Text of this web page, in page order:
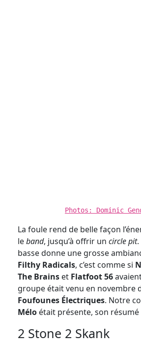
Photos: Dominic
La foule rend de belle façon
leband, jusqu’à offrir un circle pit
basse donne une grosse
Filthy Radicals, c’est comme si
The Brains et Flatfoot 56
groupe était venu en novembre
Foufounes Électriques. Notre
Mélo était présente, son
2 Stone 2 Skank